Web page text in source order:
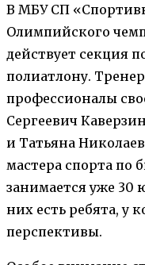
В МБУ СП
Олимпийского
действует секция
полиатлону.
профессионалы
Сергеевич
и Татьяна
мастера спорта по
занимается уже 30
них есть ребята, у
перспективы.